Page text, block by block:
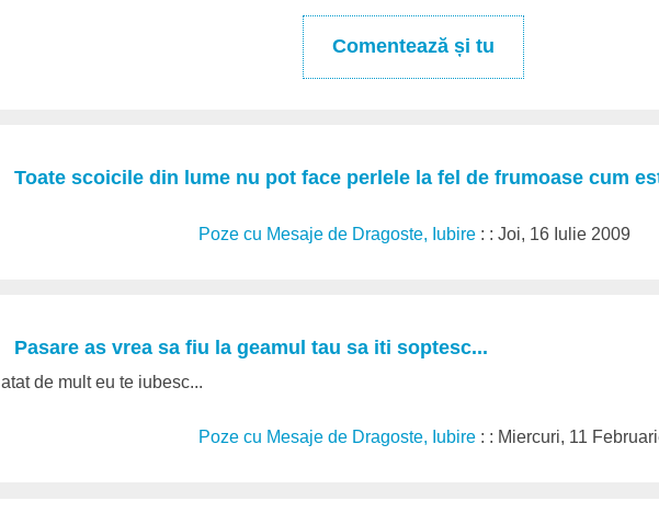
Comentează și tu
Toate scoicile din lume nu pot face perlele la fel de frumoase cum
Poze cu Mesaje de Dragoste, Iubire : : Joi, 16 Iulie 2009
Pasare as vrea sa fiu la geamul tau sa iti soptesc...
atat de mult eu te iubesc...
Poze cu Mesaje de Dragoste, Iubire : : Miercuri, 11